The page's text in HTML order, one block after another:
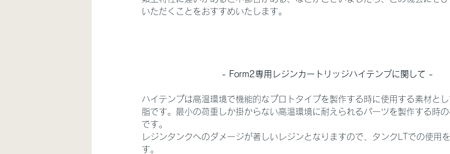
いただくことをおすすめいたします。
- Form2専用レジンカートリッジハイテンプに関して -
ハイテンプは高温環境で機能的なプロトタイプを製作する時に使用する素材と
脂です。最小の荷重しか掛からない高温環境に耐えられるパーツを製作する時
です。
レジンタンクへのダメージが著しいレジンとなりますので、タンクLTでの使用
す。